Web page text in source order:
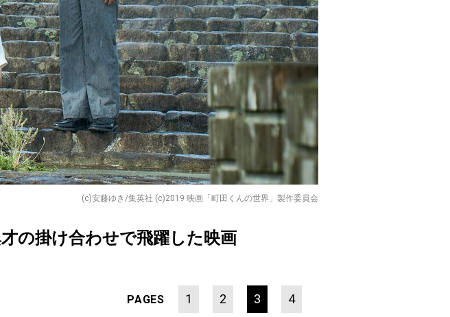
(c)安藤ゆき/集英社 (c)2019 映画「町田くんの世界」製作委員会
の掛け合わせで飛躍した映画
PAGES 1 2 3 4